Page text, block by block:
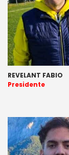
REVELANT FABIO
Presidente